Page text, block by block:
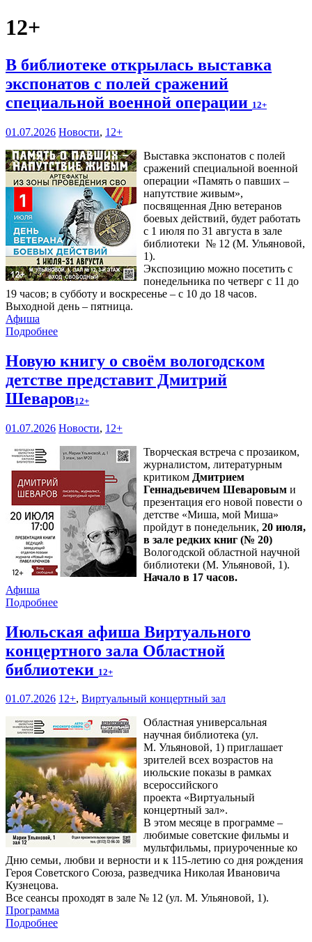
12+
В библиотеке открылась выставка
экспонатов с полей сражений
специальной военной операции 12+
01.07.2026 Новости, 12+
Выставка экспонатов с полей
сражений специальной военной
операции «Память о павших –
напутствие живым»,
посвященная Дню ветеранов
боевых действий, будет работать
с 1 июля по 31 августа в зале
библиотеки № 12 (М. Ульяновой,
1).
Экспозицию можно посетить с
понедельника по четверг с 11 до
19 часов; в субботу и воскресенье – с 10 до 18 часов.
Выходной день – пятница.
Афиша
Подробнее
Новую книгу о своём вологодском
детстве представит Дмитрий
Шеваров12+
01.07.2026 Новости, 12+
Творческая встреча с прозаиком,
журналистом, литературным
критиком Дмитрием
Геннадьевичем Шеваровым и
презентация его новой повести о
детстве «Миша, мой Миша»
пройдут в понедельник, 20 июля,
в зале редких книг (№ 20)
Вологодской областной научной
библиотеки (М. Ульяновой, 1).
Начало в 17 часов.
Афиша
Подробнее
Июльская афиша Виртуального
концертного зала Областной
библиотеки 12+
01.07.2026 12+, Виртуальный концертный зал
Областная универсальная
научная библиотека (ул.
М. Ульяновой, 1) приглашает
зрителей всех возрастов на
июльские показы в рамках
всероссийского
проекта «Виртуальный
концертный зал».
В этом месяце в программе –
любимые советские фильмы и
мультфильмы, приуроченные ко
Дню семьи, любви и верности и к 115-летию со дня рождения
Героя Советского Союза, разведчика Николая Ивановича
Кузнецова.
Все сеансы проходят в зале № 12 (ул. М. Ульяновой, 1).
Программа
Подробнее